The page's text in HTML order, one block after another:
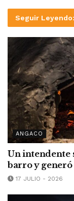
Seguir Leyendo:
ANGACO
Un intendente
barro y
17 JULIO - 2026